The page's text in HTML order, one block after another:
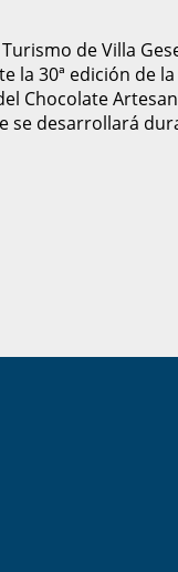
de Villa
la 30ª edición de la
Chocolate
se desarrollará